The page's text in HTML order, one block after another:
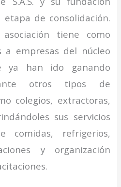
etapa de consolidación.
tiene como
a empresas del núcleo
ya han ido ganando
ante otros tipos de
colegios, extractoras,
sus servicios
comidas, refrigerios,
y organización